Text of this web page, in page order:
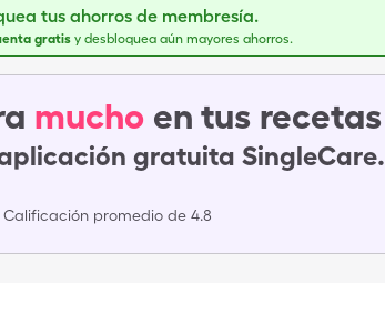
tus ahorros de membresía.
gratis y desbloquea aún mayores ahorros.
mucho en tus recetas
gratuita SingleCare.
Calificación promedio de 4.8